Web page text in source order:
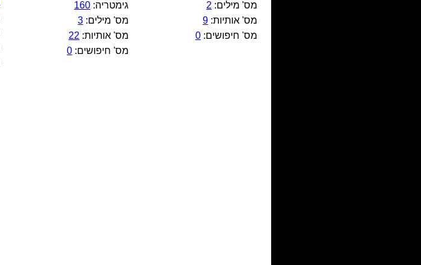
מס' מילים: 2
מס' אותיות: 9
מס' חיפושים: 0
גימטריה: 160
מס' מילים: 3
מס' אותיות: 22
מס' חיפושים: 0